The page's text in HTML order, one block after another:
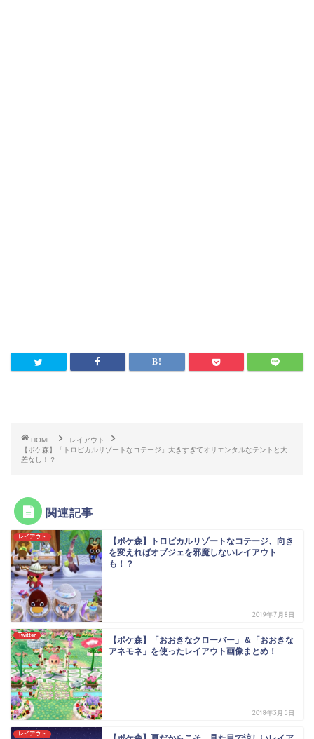
HOME
レイアウト
【ポケ森】「トロピカルリゾートなコテージ」大きすぎてオリエンタルなテントと大
差なし！？
関連記事
レイアウト
【ポケ森】トロピカルリゾートなコテージ、向き
を変えればオブジェを邪魔しないレイアウト
も！？
2019年7月8日
Twitter
【ポケ森】「おおきなクローバー」＆「おおきな
アネモネ」を使ったレイアウト画像まとめ！
2018年3月5日
レイアウト